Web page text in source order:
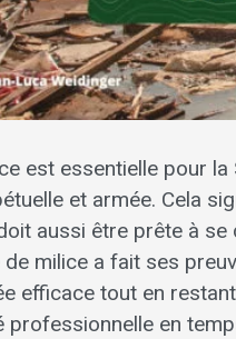
est essentielle pour
et armée. Cela
aussi être prête à
milice a fait ses
efficace tout en
professionnelle en